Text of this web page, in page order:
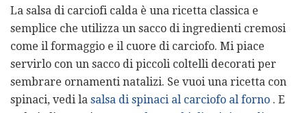
La salsa di carciofi calda è una ricetta classica e
semplice che utilizza un sacco di ingredienti cremosi
come il formaggio e il cuore di carciofo. Mi piace
servirlo con un sacco di piccoli coltelli decorati per
sembrare ornamenti natalizi. Se vuoi una ricetta con
spinaci, vedi la salsa di spinaci al carciofo al forno . E